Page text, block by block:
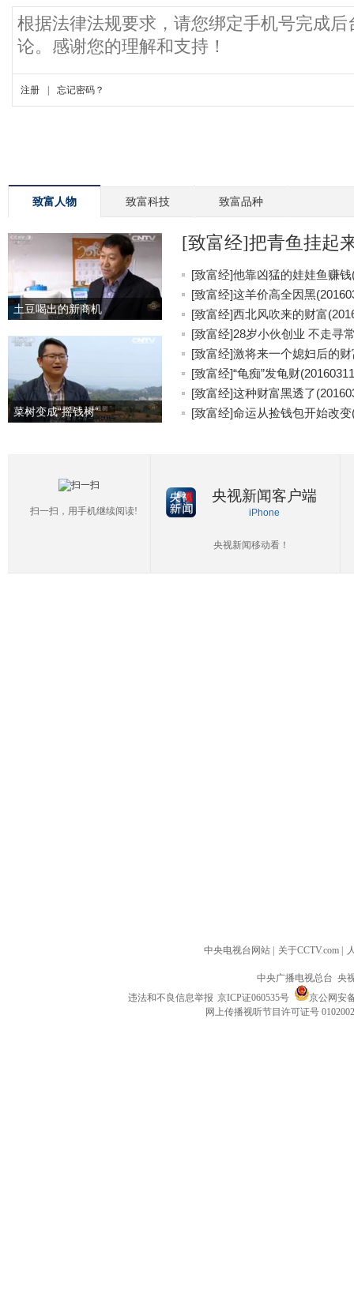
致富人物 致富科技 致富品种
土豆喝出的新商机
菜树变成“摇钱树”
[致富经]把青鱼挂起
[致富经]他靠凶猛的娃娃鱼赚钱
[致富经]这羊价高全因黑
[致富经]西北风吹来的财富
[致富经]28岁小伙创业 不走寻
[致富经]激将来一个媳妇后的
[致富经]“龟痴”发龟财
[致富经]这种财富黑透了
[致富经]命运从捡钱包开始改变
扫一扫，用手机继续阅读!
央视新闻客户端
iPhone
央视新闻移动看！
中央电视台网站 关于CCTV.com
中央广播电视总台 央
违法和不良信息举报 京ICP证060535号
京公网安
网上传播视听节目许可证号